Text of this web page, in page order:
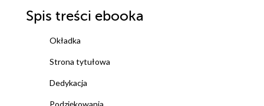
Spis treści ebooka
Okładka
Strona tytułowa
Dedykacja